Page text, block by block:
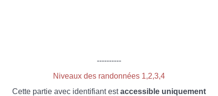
----------
Niveaux des randonnées 1,2,3,4
Cette partie avec identifiant estaccessible uniquement